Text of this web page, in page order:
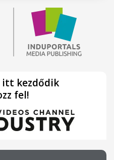
itt kezdődik
fel!